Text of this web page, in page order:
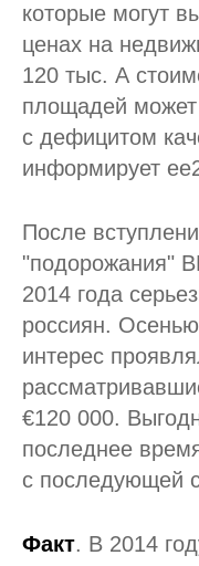
которые могут
ценах на
120 тыс. А
площадей может
с дефицитом
информирует
После
"подорожания"
2014 года
россиян.
интерес
€120 000.
последнее
с последующей
Факт. В 2014